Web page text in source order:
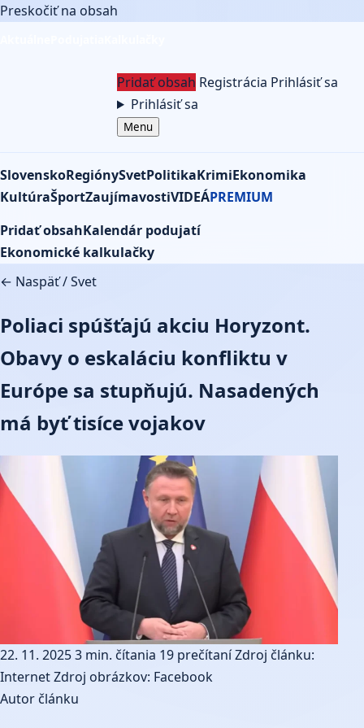
Preskočiť na obsah
Pridať obsah Registrácia Prihlásiť sa
Prihlásiť sa
Menu
SlovenskoRegiónySvetPolitikaKrimiEkonomika
KultúraŠportZaujímavostiVIDEÁPREMIUM
Pridať obsahKalendár podujatí
Ekonomické kalkulačky
← Naspäť/Svet
Poliaci spúšťajú akciu Horyzont.
Obavy o eskaláciu konfliktu v
Európe sa stupňujú. Nasadených
má byť tisíce vojakov
22. 11. 20253 min. čítania 19 prečítaníZdroj článku:
InternetZdroj obrázkov: Facebook
Autor článku